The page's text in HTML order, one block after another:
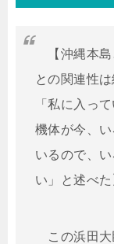
【沖縄本島
との関連性
「私に入っ
機体が今、
いるので、
い」と述べた
この浜田大